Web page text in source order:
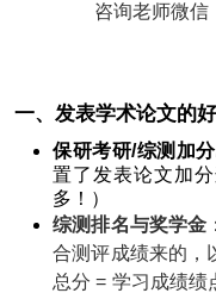
咨询老师微信
一、发表学术论文的
保研考研/综测加
置了发表论文加
多！）
综测排名与奖学金
合测评成绩来的，
总分 = 学习成绩绩